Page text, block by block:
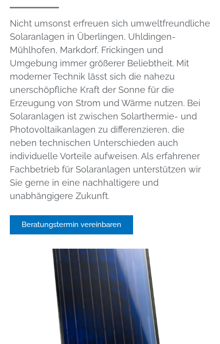
Nicht umsonst erfreuen sich umweltfreundliche
Solaranlagen in Überlingen, Uhldingen-
Mühlhofen, Markdorf, Frickingen und
Umgebung immer größerer Beliebtheit. Mit
moderner Technik lässt sich die nahezu
unerschöpfliche Kraft der Sonne für die
Erzeugung von Strom und Wärme nutzen. Bei
Solaranlagen ist zwischen Solarthermie- und
Photovoltaikanlagen zu differenzieren, die
neben technischen Unterschieden auch
individuelle Vorteile aufweisen. Als erfahrener
Fachbetrieb für Solaranlagen unterstützen wir
Sie gerne in eine nachhaltigere und
unabhängigere Zukunft.
Beratungstermin vereinbaren